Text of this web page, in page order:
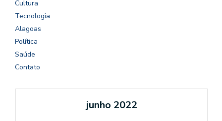
Cultura
Tecnologia
Alagoas
Política
Saúde
Contato
junho 2022